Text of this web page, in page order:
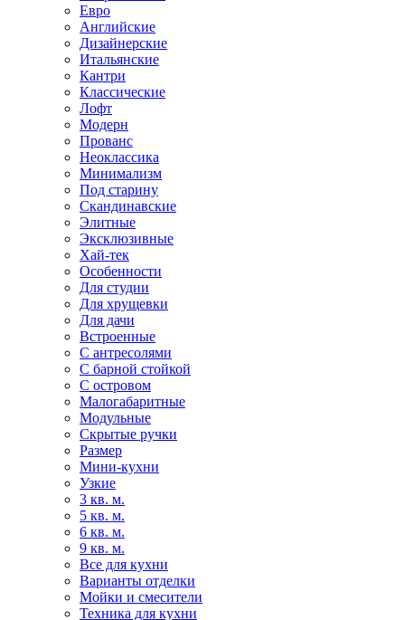
Евро
Английские
Дизайнерские
Итальянские
Кантри
Классические
Лофт
Модерн
Прованс
Неоклассика
Минимализм
Под старину
Скандинавские
Элитные
Эксклюзивные
Хай-тек
Особенности
Для студии
Для хрущевки
Для дачи
Встроенные
С антресолями
С барной стойкой
С островом
Малогабаритные
Модульные
Скрытые ручки
Размер
Мини-кухни
Узкие
3 кв. м.
5 кв. м.
6 кв. м.
9 кв. м.
Все для кухни
Варианты отделки
Мойки и смесители
Техника для кухни